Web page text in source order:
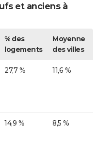
et anciens à
% des
logements
Moyenne
des villes
27,7 % 11,6 %
14,9 % 8,5 %